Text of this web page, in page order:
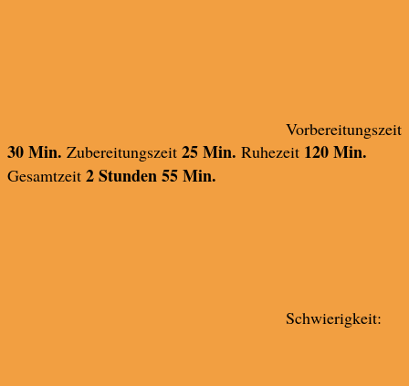
Vorbereitungszeit
30 Min. Zubereitungszeit 25 Min. Ruhezeit 120 Min.
Gesamtzeit 2 Stunden 55 Min.
Schwierigkeit: